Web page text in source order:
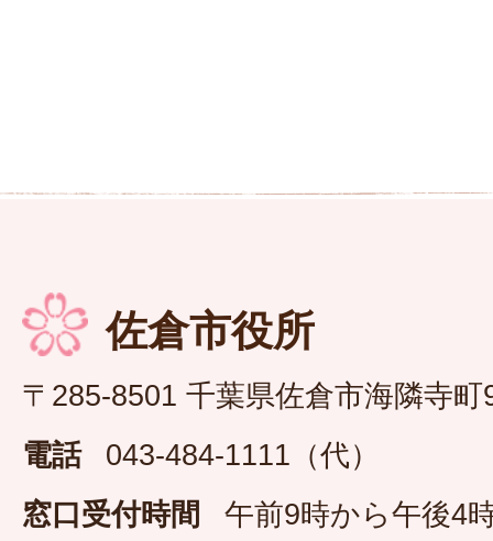
佐倉市役所
〒285-8501 千葉県佐倉市海隣寺町
電話
043-484-1111（代）
窓口受付時間
午前9時から午後4